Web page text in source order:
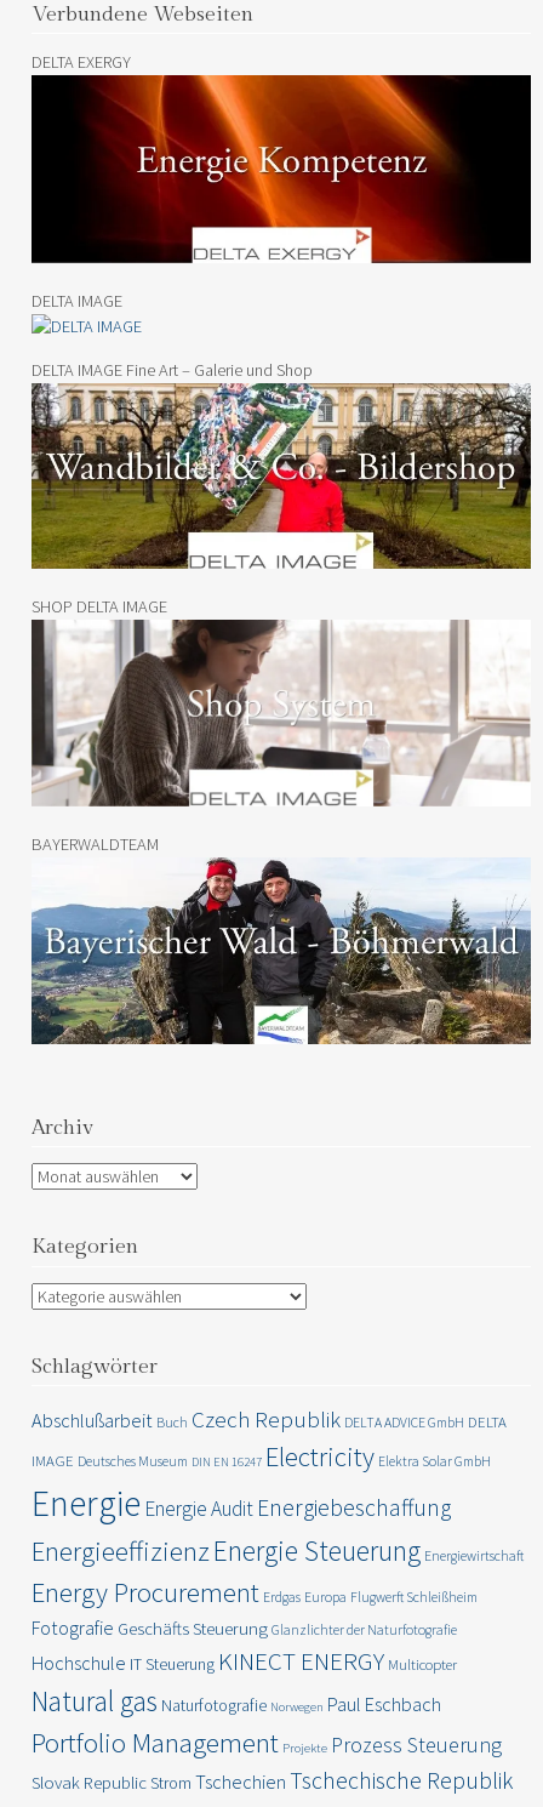
Verbundene Webseiten
DELTA EXERGY
DELTA IMAGE
DELTA IMAGE Fine Art – Galerie und Shop
SHOP DELTA IMAGE
BAYERWALDTEAM
Archiv
Archiv
Kategorien
Kategorien
Schlagwörter
Abschlußarbeit Buch Czech Republik DELTA ADVICE GmbH DELTA
IMAGE Deutsches Museum DIN EN 16247 Electricity Elektra Solar GmbH
Energie Energie Audit Energiebeschaffung
EnergieeffizienzEnergie Steuerung Energiewirtschaft
Energy Procurement Erdgas Europa Flugwerft Schleißheim
Fotografie Geschäfts Steuerung Glanzlichter der Naturfotografie
Hochschule IT Steuerung KINECT ENERGY Multicopter
Natural gas Naturfotografie Norwegen Paul Eschbach
Portfolio Management Projekte Prozess Steuerung
Slovak RepublicStrom Tschechien Tschechische Republik